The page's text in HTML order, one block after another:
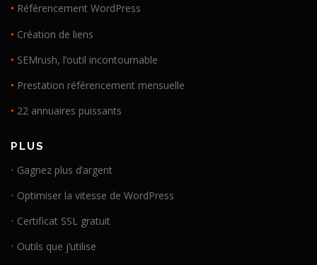
• Référencement WordPress
• Création de liens
• SEMrush, l’outil incontournable
• Prestation référencement mensuelle
• 22 annuaires puissants
PLUS
• Gagnez plus d’argent
• Optimiser la vitesse de WordPress
• Certificat SSL gratuit
• Outils que j’utilise